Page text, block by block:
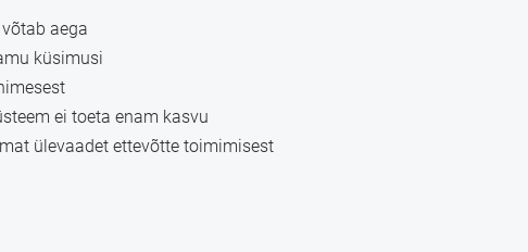
aega
küsimusi
ei toeta enam kasvu
ülevaadet ettevõtte toimimisest